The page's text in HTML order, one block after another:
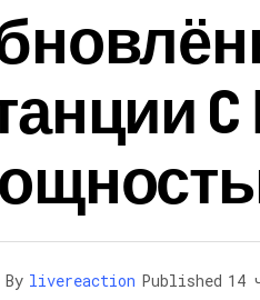
By livereaction Published 14